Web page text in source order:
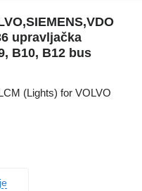
upravljačka
B10, B12 bus
(Lights) for VOLVO